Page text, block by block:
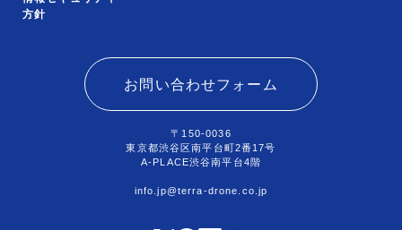
方針
お問い合わせフォーム
〒150-0036
東京都渋谷区南平台町2番17号
A-PLACE渋谷南平台4階
info.jp@terra-drone.co.jp